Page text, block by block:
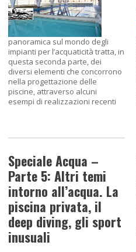
panoramica sul mondo degli
impianti per l’acquaticità tratta, in
questa seconda parte, dei
diversi elementi che concorrono
nella progettazione delle
piscine, attraverso alcuni
esempi di realizzazioni recenti
Speciale Acqua –
Parte 5: Altri temi
intorno all’acqua. La
piscina privata, il
deep diving, gli sport
inusuali